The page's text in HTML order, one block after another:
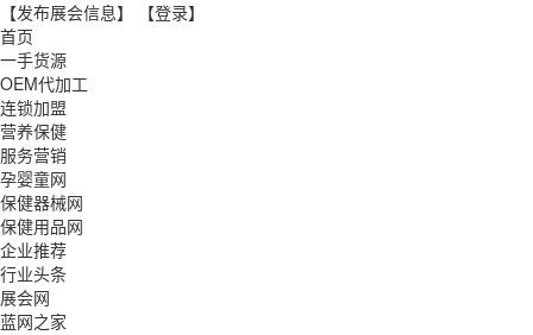
【发布展会信息】
【登录】
首页
一手货源
OEM代加工
连锁加盟
营养保健
服务营销
孕婴童网
保健器械网
保健用品网
企业推荐
行业头条
展会网
蓝网之家